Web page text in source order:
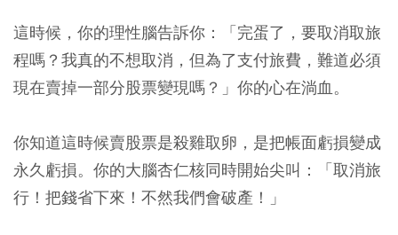
這時候，你的理性腦告訴你：「完蛋了，要取消取旅
程嗎？我真的不想取消，但為了支付旅費，難道必須
現在賣掉一部分股票變現嗎？」你的心在淌血。
你知道這時候賣股票是殺雞取卵，是把帳面虧損變成
永久虧損。你的大腦杏仁核同時開始尖叫：「取消旅
行！把錢省下來！不然我們會破產！」